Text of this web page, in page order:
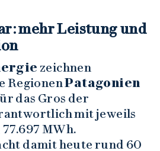
mehr Leistung und
zeichnen
RegionenPatagonien
das Gros der
mit jeweils
MWh.
damit heute rund 60